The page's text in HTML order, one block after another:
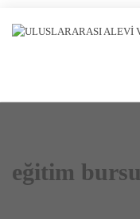
eğitim bursu